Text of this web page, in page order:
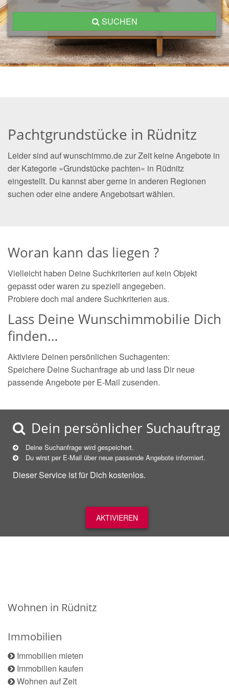
SUCHEN
Pachtgrundstücke in Rüdnitz
Leider sind auf wunschimmo.de zur Zeit keine Angebote in
der Kategorie »Grundstücke pachten« in Rüdnitz
eingestellt. Du kannst aber gerne in anderen Regionen
suchen oder eine andere Angebotsart wählen.
Woran kann das liegen ?
Vielleicht haben Deine Suchkriterien auf kein Objekt
gepasst oder waren zu speziell angegeben.
Probiere doch mal andere Suchkriterien aus.
Lass Deine Wunschimmobilie Dich
finden…
Aktiviere Deinen persönlichen Suchagenten:
Speichere Deine Suchanfrage ab und lass Dir neue
passende Angebote per E-Mail zusenden.
Dein persönlicher Suchauftrag
Deine Suchanfrage wird gespeichert.
Du wirst per E-Mail über neue passende Angebote informiert.
Dieser Service ist für Dich kostenlos.
AKTIVIEREN
Wohnen in Rüdnitz
Immobilien
Immobilien mieten
Immobilien kaufen
Wohnen auf Zeit